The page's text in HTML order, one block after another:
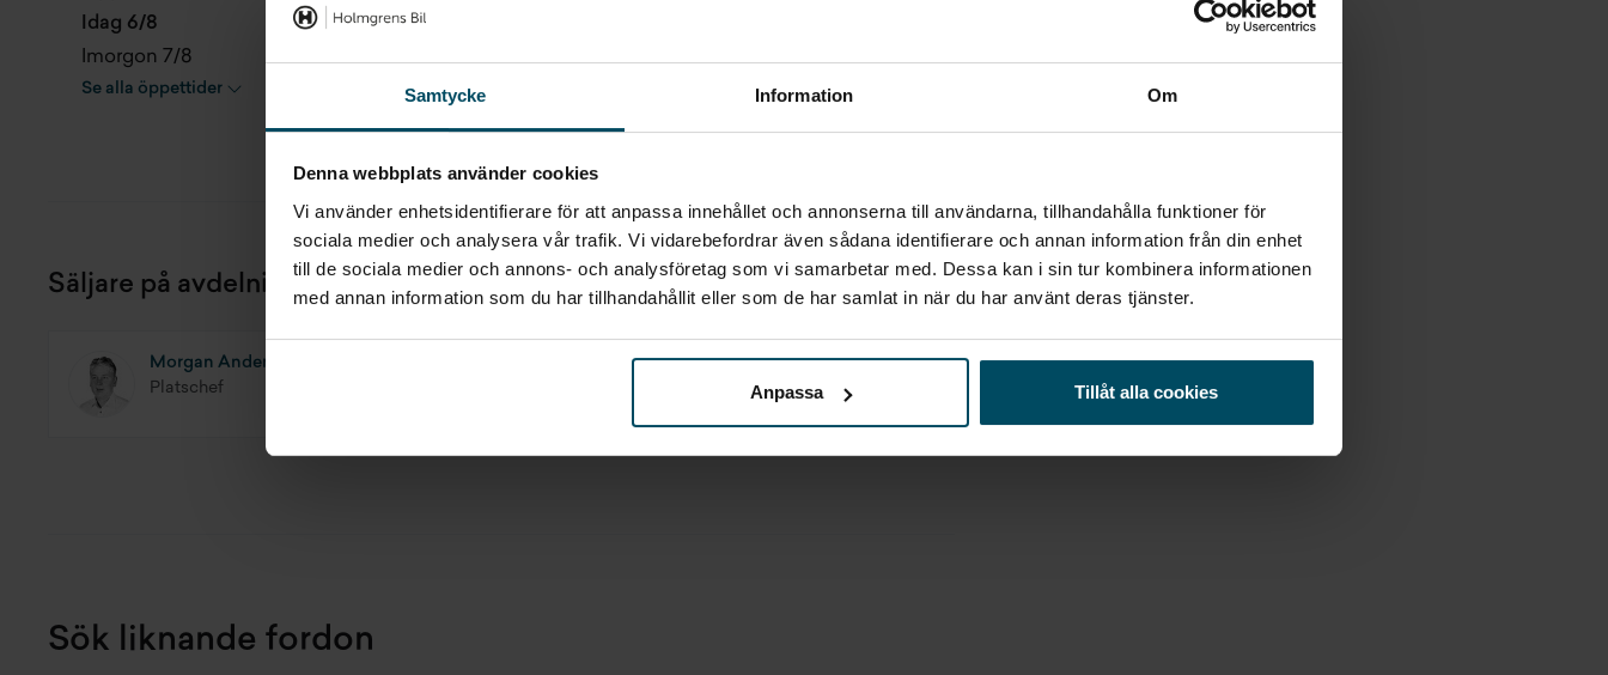
Samtycke Information Om
Denna webbplats använder cookies
Vi använder enhetsidentifierare för att anpassa innehållet och annonserna till användarna, tillhandahålla funktioner för
sociala medier och analysera vår trafik. Vi vidarebefordrar även sådana identifierare och annan information från din enhet
till de sociala medier och annons- och analysföretag som vi samarbetar med. Dessa kan i sin tur kombinera informationen
med annan information som du har tillhandahållit eller som de har samlat in när du har använt deras tjänster.
Anpassa Tillåt alla cookies
Instruktionsbok
Idag 6/8
7 - 18
Imorgon 7/8
Se alla öppettider
Ge ditt omdöme
Säljare på avdelningen
Morgan Andersson
Platschef
Tobias Persson
Sök liknande fordon